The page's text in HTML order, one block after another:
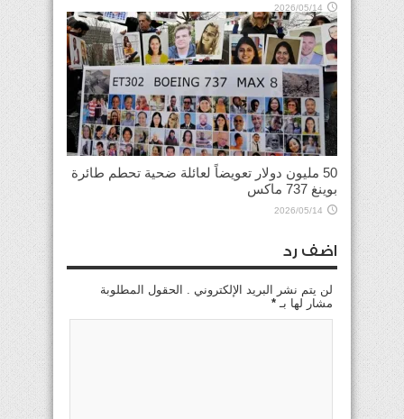
2026/05/14
50 مليون دولار تعويضاً لعائلة ضحية تحطم طائرة
بوينغ 737 ماكس
2026/05/14
اضف رد
لن يتم نشر البريد الإلكتروني . الحقول المطلوبة
مشار لها بـ *